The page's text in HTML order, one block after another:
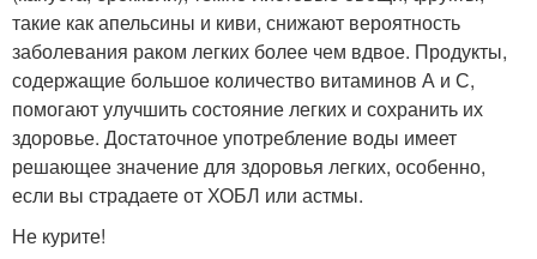
такие как апельсины и киви, снижают вероятность
заболевания раком легких более чем вдвое. Продукты,
содержащие большое количество витаминов А и С,
помогают улучшить состояние легких и сохранить их
здоровье. Достаточное употребление воды имеет
решающее значение для здоровья легких, особенно,
если вы страдаете от ХОБЛ или астмы.
Не курите!